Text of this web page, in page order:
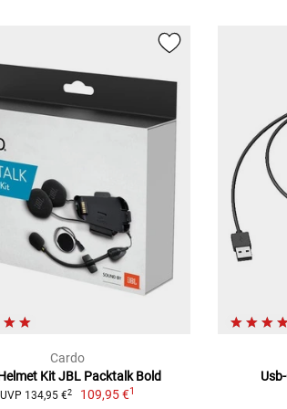
Cardo
Kit JBL Packtalk Bold
UVP 134,95 €2 109,95 €1